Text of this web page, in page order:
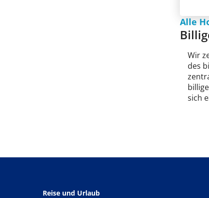
Alle
Wir
des
sich
Reise und Urlaub